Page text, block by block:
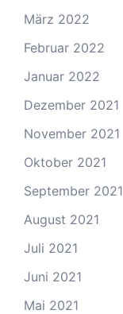
März 2022
Februar 2022
Januar 2022
Dezember 2021
November 2021
Oktober 2021
September 2021
August 2021
Juli 2021
Juni 2021
Mai 2021